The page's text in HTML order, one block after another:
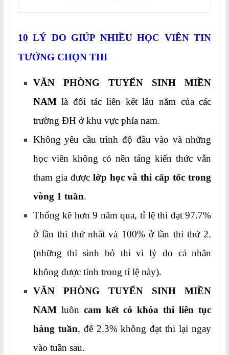
10 LÝ DO GIÚP NHIỀU HỌC VIÊN TIN
TƯỞNG CHỌN THI
VĂN PHÒNG TUYỂN SINH MIỀN
NAMlà đối tác liên kết lâu năm của các
trường ĐH ở khu vực phía nam.
Không yêu cầu trình độ đầu vào và những
học viên không có nền tảng kiến thức vẫn
tham gia được lớp học và thi cấp tốc trong
vòng 1 tuần.
Thống kê hơn 9 năm qua, tỉ lệ thi đạt 97.7%
ở lần thi thứ nhất và 100% ở lần thi thứ 2.
(những thí sinh bỏ thi vì lý do cá nhân
không được tính trong tỉ lệ này).
VĂN PHÒNG TUYỂN SINH MIỀN
NAMluôn cam kết có khóa thi liên tục
hàng tuần, để 2.3% không đạt thi lại ngay
vào tuần sau.